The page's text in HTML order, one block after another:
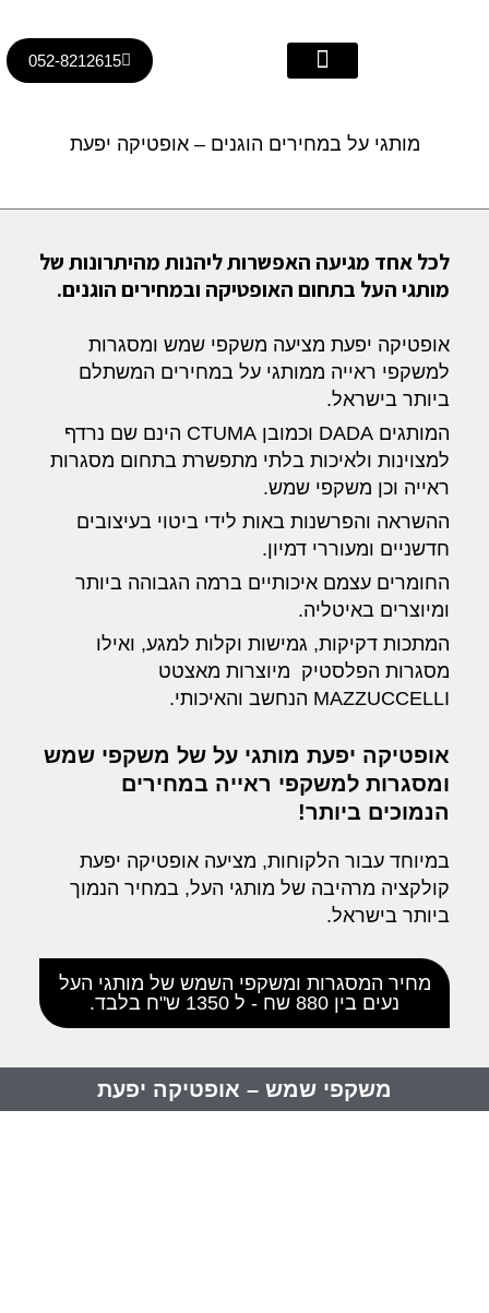
052-8212615
מותגי על במחירים הוגנים – אופטיקה יפעת
לכל אחד מגיעה האפשרות ליהנות מהיתרונות של
מותגי העל בתחום האופטיקה ובמחירים הוגנים.
אופטיקה יפעת מציעה משקפי שמש ומסגרות
למשקפי ראייה ממותגי על במחירים המשתלם
ביותר בישראל.
המותגים DADA וכמובן CTUMA הינם שם נרדף
למצוינות ולאיכות בלתי מתפשרת בתחום מסגרות
ראייה וכן משקפי שמש.
ההשראה והפרשנות באות לידי ביטוי בעיצובים
חדשניים ומעוררי דמיון.
החומרים עצמם איכותיים ברמה הגבוהה ביותר
ומיוצרים באיטליה.
המתכות דקיקות, גמישות וקלות למגע, ואילו
מסגרות הפלסטיק מיוצרות מאצטט
MAZZUCCELLI הנחשב והאיכותי.
אופטיקה יפעת מותגי על של משקפי שמש
ומסגרות למשקפי ראייה במחירים
הנמוכים ביותר!
במיוחד עבור הלקוחות, מציעה אופטיקה יפעת
קולקציה מרהיבה של מותגי העל, במחיר הנמוך
ביותר בישראל.
מחיר המסגרות ומשקפי השמש של מותגי העל
נעים בין 880 שח - ל 1350 ש"ח בלבד.
משקפי שמש – אופטיקה יפעת